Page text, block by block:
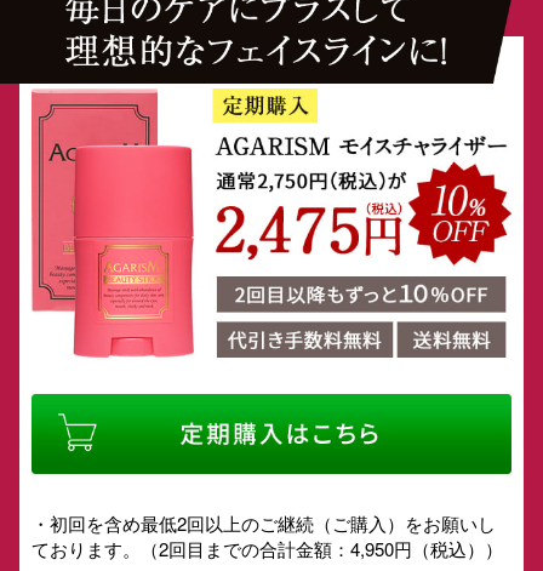
・初回を含め最低2回以上のご継続（ご購入）をお願いし
ております。（2回目までの合計金額：4,950円（税込））